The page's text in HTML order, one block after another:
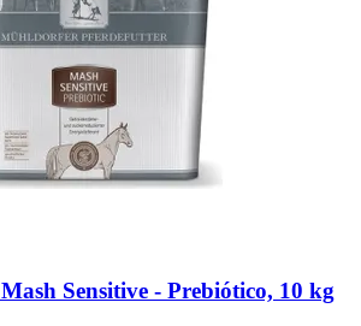
Mash Sensitive -​ Prebiótico, 10 kg